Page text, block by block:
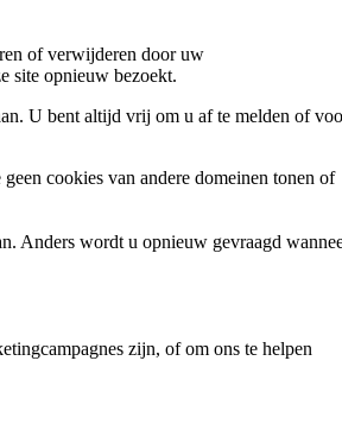
of verwijderen door uw
site opnieuw bezoekt.
U bent altijd vrij om u af te melden of
cookies van andere domeinen tonen of
Anders wordt u opnieuw gevraagd
zijn, of om ons te helpen